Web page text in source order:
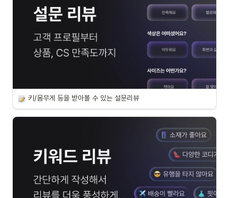
키/몸무게 등을 받아볼 수 있는 설문리뷰